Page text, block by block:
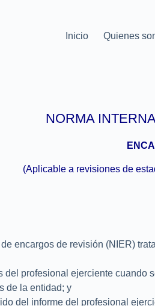
Inicio Quienes
NORMA
(Aplicable a revisiones de
encargos de revisión (NIER)
del profesional ejerciente cuando
de la entidad; y
del informe del profesional